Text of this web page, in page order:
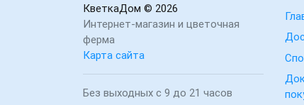
КветкаДом © 2026
Интернет-магазин и цветочная
ферма
Карта сайта
Без выходных с 9 до 21 часов